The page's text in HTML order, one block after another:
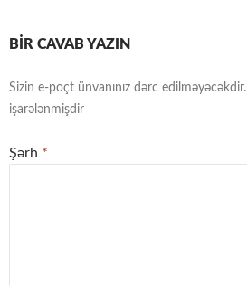
BIR CAVAB YAZIN
Sizin e-poçt ünvanınız dərc edilməyəcəkdir.
işarələnmişdir
Şərh *